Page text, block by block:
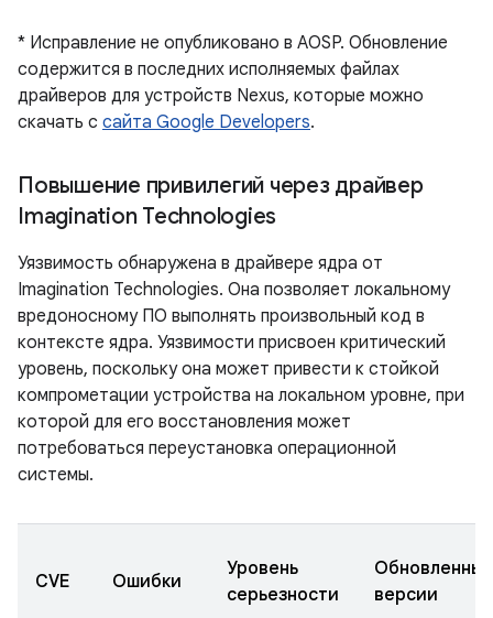
* Исправление не опубликовано в AOSP. Обновление
содержится в последних исполняемых файлах
драйверов для устройств Nexus, которые можно
скачать с сайта Google Developers.
Повышение привилегий через драйвер
Imagination Technologies
Уязвимость обнаружена в драйвере ядра от
Imagination Technologies. Она позволяет локальному
вредоносному ПО выполнять произвольный код в
контексте ядра. Уязвимости присвоен критический
уровень, поскольку она может привести к стойкой
компрометации устройства на локальном уровне, при
которой для его восстановления может
потребоваться переустановка операционной
системы.
CVE Ошибки
Уровень
серьезности
Обновленные
версии